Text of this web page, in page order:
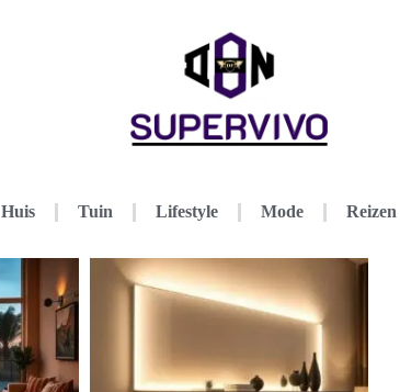
Huis Tuin Lifestyle Mode Reizen